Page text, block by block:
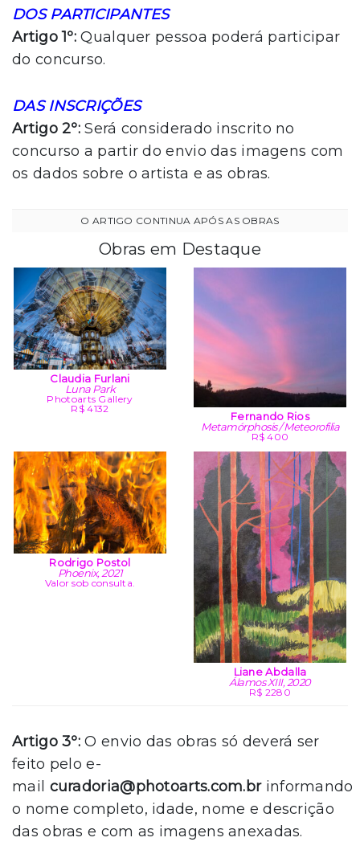
DOS PARTICIPANTES
Artigo 1º: Qualquer pessoa poderá participar
do concurso.
DAS INSCRIÇÕES
Artigo 2º: Será considerado inscrito no
concurso a partir do envio das imagens com
os dados sobre o artista e as obras.
Obras em Destaque
Claudia Furlani
Luna Park
Photoarts Gallery
R$ 4132
Fernando Rios
Metamórphosis / Meteorofilia
R$ 400
Rodrigo Postol
Phoenix, 2021
Valor sob consulta.
Liane Abdalla
Álamos XIII, 2020
R$ 2280
Artigo 3º: O envio das obras só deverá ser
feito pelo e-
mail curadoria@photoarts.com.brinformando
o nome completo, idade, nome e descrição
das obras e com as imagens anexadas.